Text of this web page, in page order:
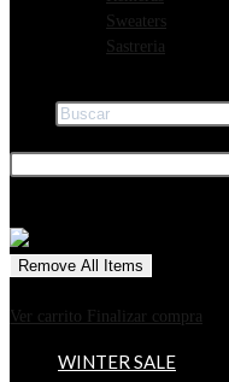
Sweaters
Sastreria
Remove All Items
Ver carrito
Finalizar compra
WINTER SALE